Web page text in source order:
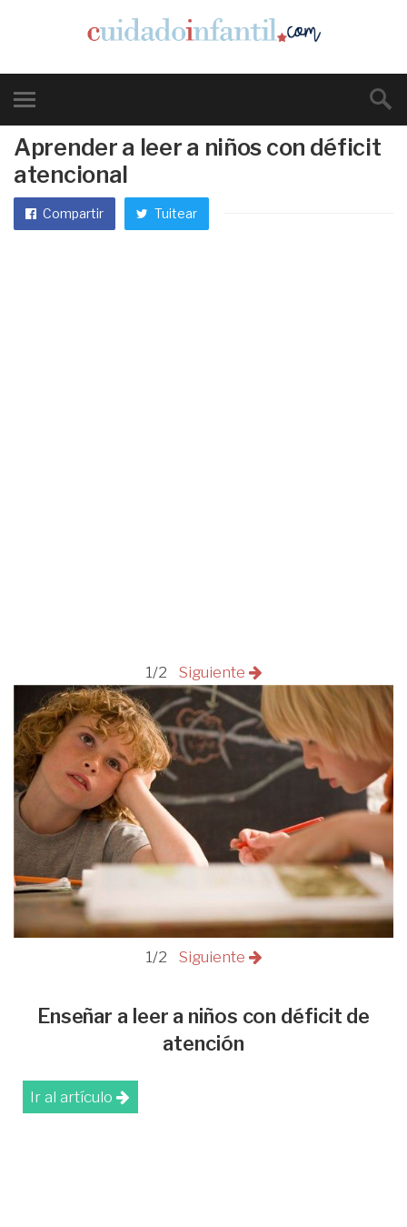
Aprender a leer a niños con déficit
atencional
Compartir Tuitear
1/2 Siguiente
1/2 Siguiente
Enseñar a leer a niños con déficit de
atención
Ir al artículo